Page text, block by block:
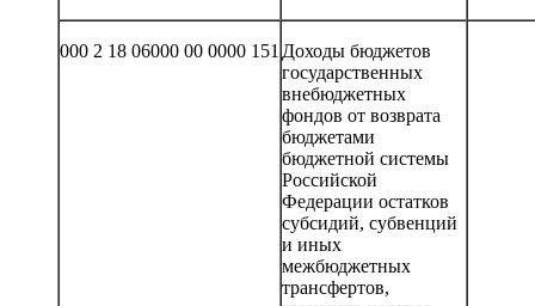
000 2 18 06000 00 0000 151 Доходы бюджетов
государственных
внебюджетных
фондов от возврата
бюджетами
бюджетной системы
Российской
Федерации остатков
субсидий, субвенций
и иных
межбюджетных
трансфертов,